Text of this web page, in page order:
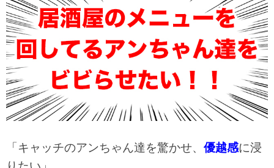
「キャッチのアンちゃん達を驚かせ、 優越感に浸